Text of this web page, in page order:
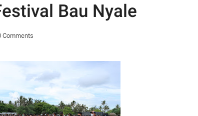
Bau Nyale
Comments